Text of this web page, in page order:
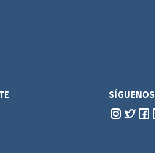
SÍGUENOS